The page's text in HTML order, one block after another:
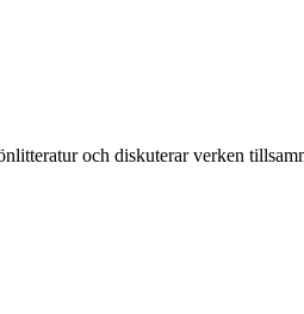
och diskuterar verken